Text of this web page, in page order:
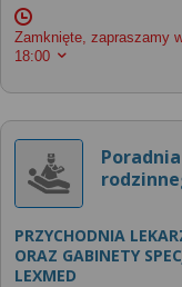
Zamknięte, zapraszamy
18:00
PRZYCHODNIA
ORAZ GABINETY
LEXMED